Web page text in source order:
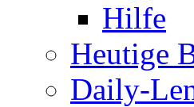
Hilfe
Heutige
Daily-